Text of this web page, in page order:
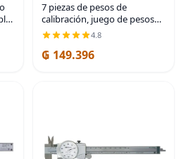
7 piezas de pesos de
calibración, juego de pesos
para báscula 1g 2g 5g 10g
20g 50g 100g, peso pequeño
de acero al carbono para
4.8
₲ 149.396